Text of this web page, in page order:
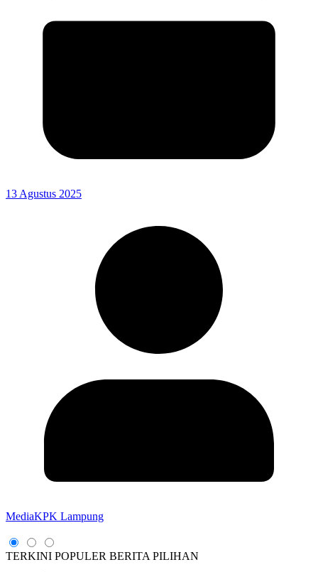
13 Agustus 2025
MediaKPK Lampung
TERKINI POPULER BERITA PILIHAN